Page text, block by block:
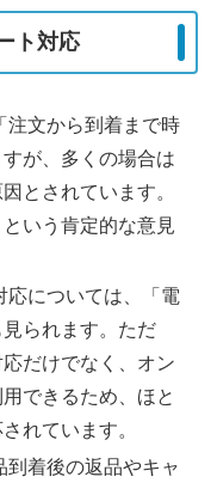
ト対応
注文から到着まで時
が、多くの場合は
とされています。
いう肯定的な意見
応については、「電
られます。ただ
だけでなく、オン
できるため、ほと
れています。
到着後の返品やキャ